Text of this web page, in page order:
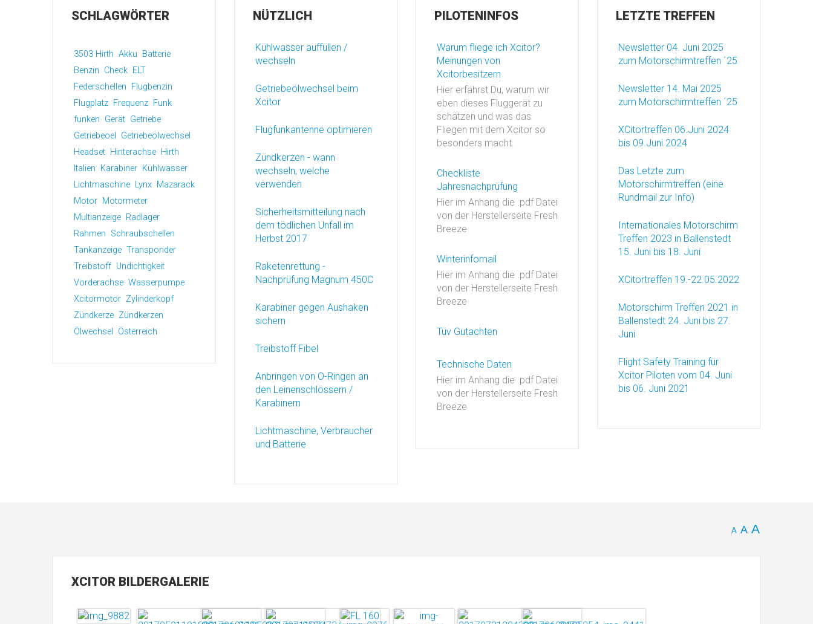
SCHLAGWÖRTER
3503 Hirth Akku Batterie
Benzin Check ELT
Federschellen Flugbenzin
Flugplatz Frequenz Funk
funken Gerät Getriebe
Getriebeoel
Getriebeölwechsel
Headset Hinterachse Hirth
Italien Karabiner Kühlwasser
Lichtmaschine Lynx Mazarack
Motor Motormeter
Multianzeige Radlager
Rahmen Schraubschellen
Tankanzeige Transponder
Treibstoff Undichtigkeit
Vorderachse Wasserpumpe
Xcitormotor Zylinderkopf
Zündkerze Zündkerzen
Ölwechsel
Österreich
NÜTZLICH
Kühlwasser auffüllen /
wechseln
Getriebeölwechsel beim
Xcitor
Flugfunkantenne optimieren
Zündkerzen - wann
wechseln, welche
verwenden
Sicherheitsmitteilung nach
dem tödlichen Unfall im
Herbst 2017
Raketenrettung -
Nachprüfung Magnum 450C
Karabiner gegen Aushaken
sichern
Treibstoff Fibel
Anbringen von O-Ringen an
den Leinenschlössern /
Karabinern
Lichtmaschine, Verbraucher
und Batterie
PILOTENINFOS
Warum fliege ich Xcitor?
Meinungen von
Xcitorbesitzern
Hier erfährst Du, warum wir
eben dieses Fluggerät zu
schätzen und was das
Fliegen mit dem Xcitor so
besonders macht.
Checkliste
Jahresnachprüfung
Hier im Anhang die .pdf Datei
von der Herstellerseite Fresh
Breeze
Winterinfomail
Hier im Anhang die .pdf Datei
von der Herstellerseite Fresh
Breeze
Tüv Gutachten
Technische Daten
Hier im Anhang die .pdf Datei
von der Herstellerseite Fresh
Breeze
LETZTE TREFFEN
Newsletter 04. Juni 2025
zum Motorschirmtreffen ´25
Newsletter 14. Mai 2025
zum Motorschirmtreffen ´25
XCitortreffen 06.Juni 2024
bis 09.Juni 2024
Das Letzte zum
Motorschirmtreffen (eine
Rundmail zur Info)
Internationales Motorschirm
Treffen 2023 in Ballenstedt
15. Juni bis 18. Juni
XCitortreffen 19.-22.05.2022
Motorschirm Treffen 2021 in
Ballenstedt 24. Juni bis 27.
Juni
Flight Safety Training für
Xcitor Piloten vom 04. Juni
bis 06. Juni 2021
A A A
XCITOR BILDERGALERIE